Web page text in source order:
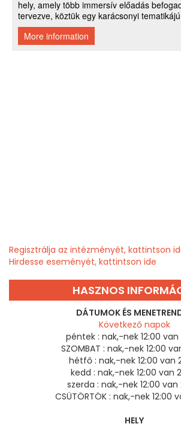
Regisztrálja az intézményét, kattintson
Hirdesse eseményét, kattintson ide
HASZNOS
DÁTUMOK ÉS
Következő napok
péntek : nak,-nek 12:00 van
SZOMBAT : nak,-nek 12:00
hétfő : nak,-nek 12:00 van
kedd : nak,-nek 12:00 van
szerda : nak,-nek 12:00 van
CSÜTÖRTÖK : nak,-nek 12:00
HELY